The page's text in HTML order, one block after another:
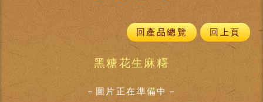
回產品總覽 回上頁
黑糖花生麻糬
－圖片正在準備中－